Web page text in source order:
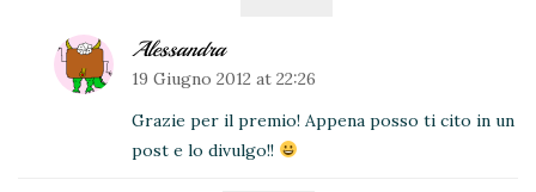
Alessandra
19 Giugno 2012 at 22:26
Grazie per il premio! Appena posso ti cito in un
post e lo divulgo!!